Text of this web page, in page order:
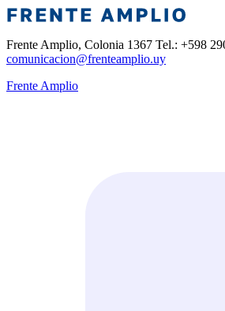
Frente Amplio, Colonia 1367 Tel.: +598
comunicacion@frenteamplio.uy
Frente Amplio